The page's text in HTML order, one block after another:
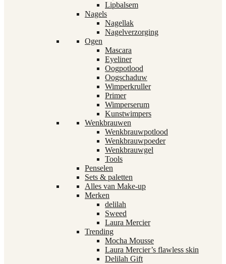
Lipbalsem
Nagels
Nagellak
Nagelverzorging
Ogen
Mascara
Eyeliner
Oogpotlood
Oogschaduw
Wimperkruller
Primer
Wimperserum
Kunstwimpers
Wenkbrauwen
Wenkbrauwpotlood
Wenkbrauwpoeder
Wenkbrauwgel
Tools
Penselen
Sets & paletten
Alles van Make-up
Merken
delilah
Sweed
Laura Mercier
Trending
Mocha Mousse
Laura Mercier’s flawless skin
Delilah Gift